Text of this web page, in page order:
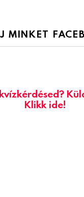
MINKET
Klikk ide!